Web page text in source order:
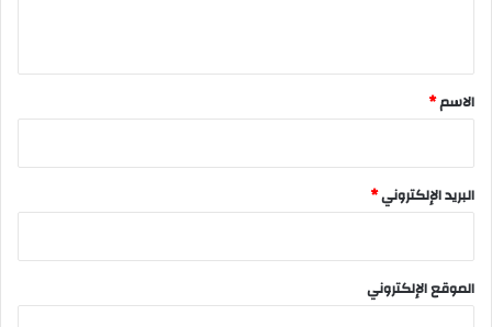
*
الاسم*
البريد الإلكتروني*
الموقع الإلكتروني